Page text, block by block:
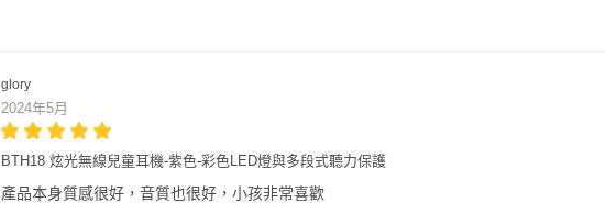
glory
2024年5月
BTH18 炫光無線兒童耳機-紫色-彩色LED燈與多段式聽力保護
產品本身質感很好，音質也很好，小孩非常喜歡